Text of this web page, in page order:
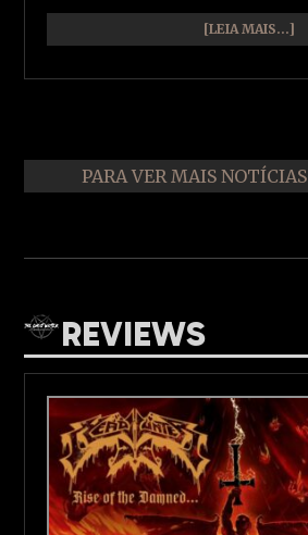
[LEIA MAIS...]
PARA VER MAIS NOTÍCIAS
REVIEWS